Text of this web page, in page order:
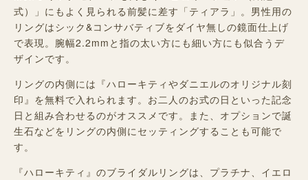
式）」にもよく見られる前髪に差す「ティアラ」。男性用の
リングはシック&コンサバティブをダイヤ無しの鏡面仕上げ
で表現。腕幅2.2mmと指の太い方にも細い方にも似合うデ
ザインです。
リングの内側には『ハローキティやダニエルのオリジナル刻
印』を無料で入れられます。お二人のお式の日といった記念
日と組み合わせるのがオススメです。また、オプションで誕
生石などをリングの内側にセッティングすることも可能で
す。
『ハローキティ』のブライダルリングは、プラチナ、イエロ